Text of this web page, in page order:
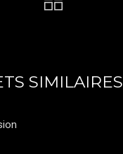
SIMILAIRES